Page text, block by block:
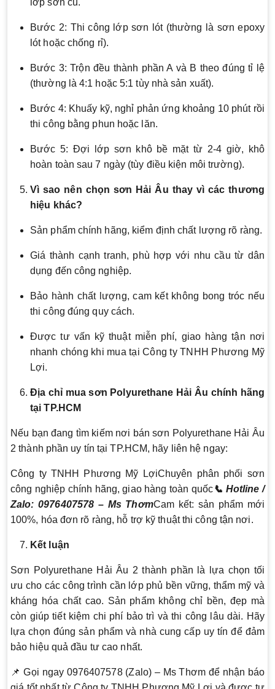
lớp sơn cũ.
Bước 2: Thi công lớp sơn lót (thường là sơn epoxy
lót hoặc chống rỉ).
Bước 3: Trộn đều thành phần A và B theo đúng tỉ lệ
(thường là 4:1 hoặc 5:1 tùy nhà sản xuất).
Bước 4: Khuấy kỹ, nghỉ phản ứng khoảng 10 phút rồi
thi công bằng phun hoặc lăn.
Bước 5: Đợi lớp sơn khô bề mặt từ 2-4 giờ, khô
hoàn toàn sau 7 ngày (tùy điều kiện môi trường).
Vì sao nên chọn sơn Hải Âu thay vì các thương
hiệu khác?
Sản phẩm chính hãng, kiểm định chất lượng rõ ràng.
Giá thành cạnh tranh, phù hợp với nhu cầu từ dân
dụng đến công nghiệp.
Bảo hành chất lượng, cam kết không bong tróc nếu
thi công đúng quy cách.
Được tư vấn kỹ thuật miễn phí, giao hàng tận nơi
nhanh chóng khi mua tại Công ty TNHH Phương Mỹ
Lợi.
Địa chỉ mua sơn Polyurethane Hải Âu chính hãng
tại TP.HCM
Nếu bạn đang tìm kiếm nơi bán sơn Polyurethane Hải Âu
2 thành phần uy tín tại TP.HCM, hãy liên hệ ngay:
Công ty TNHH Phương Mỹ LợiChuyên phân phối sơn
công nghiệp chính hãng, giao hàng toàn quốc📞 Hotline /
Zalo: 0976407578 – Ms ThơmCam kết: sản phẩm mới
100%, hóa đơn rõ ràng, hỗ trợ kỹ thuật thi công tận nơi.
Kết luận
Sơn Polyurethane Hải Âu 2 thành phần là lựa chọn tối
ưu cho các công trình cần lớp phủ bền vững, thẩm mỹ và
kháng hóa chất cao. Sản phẩm không chỉ bền, đẹp mà
còn giúp tiết kiệm chi phí bảo trì và thi công lâu dài. Hãy
lựa chọn đúng sản phẩm và nhà cung cấp uy tín để đảm
bảo hiệu quả đầu tư cao nhất.
📌 Gọi ngay 0976407578 (Zalo) – Ms Thơm để nhận báo